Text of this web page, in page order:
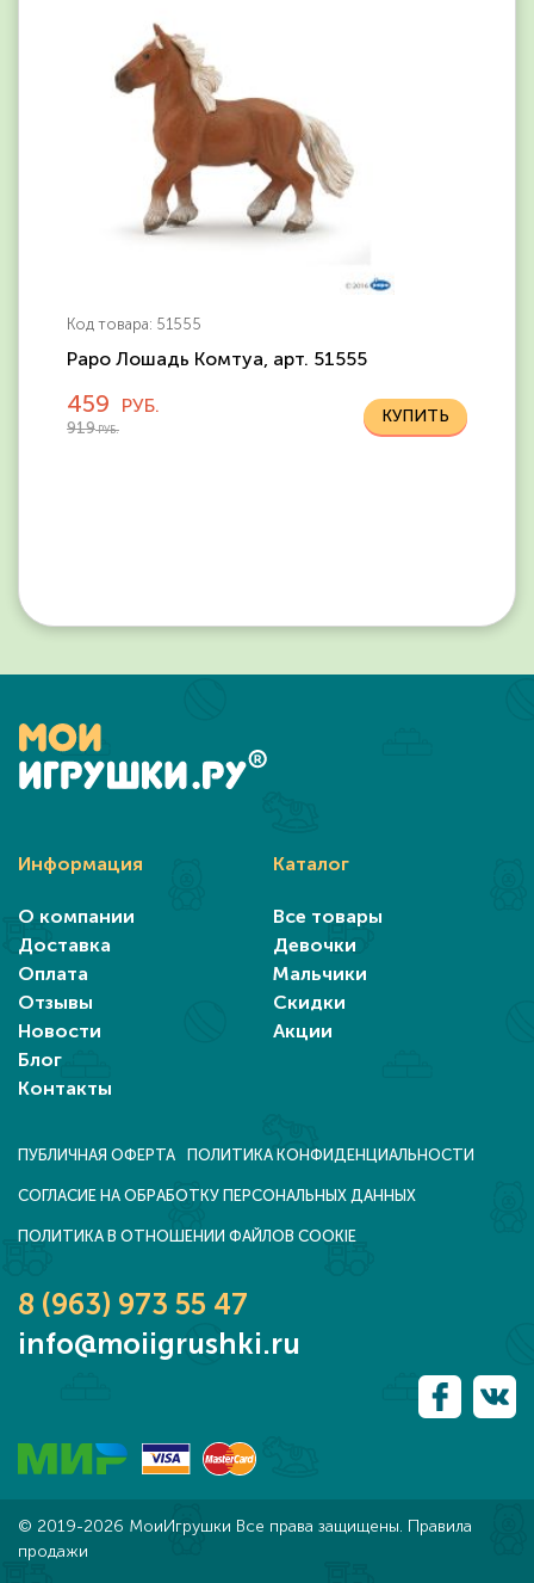
Код товара: 51555
Papo Лошадь Комтуа, арт. 51555
459 РУБ.
919РУБ.
Информация
О компании
Доставка
Оплата
Отзывы
Новости
Блог
Контакты
Каталог
Все товары
Девочки
Мальчики
Скидки
Акции
ПУБЛИЧНАЯ ОФЕРТА ПОЛИТИКА КОНФИДЕНЦИАЛЬНОСТИ
СОГЛАСИЕ НА ОБРАБОТКУ ПЕРСОНАЛЬНЫХ ДАННЫХ
ПОЛИТИКА В ОТНОШЕНИИ ФАЙЛОВ COOKIE
8 (963) 973 55 47
info@moiigrushki.ru
© 2019-2026 МоиИгрушки Все права защищены. Правила
продажи